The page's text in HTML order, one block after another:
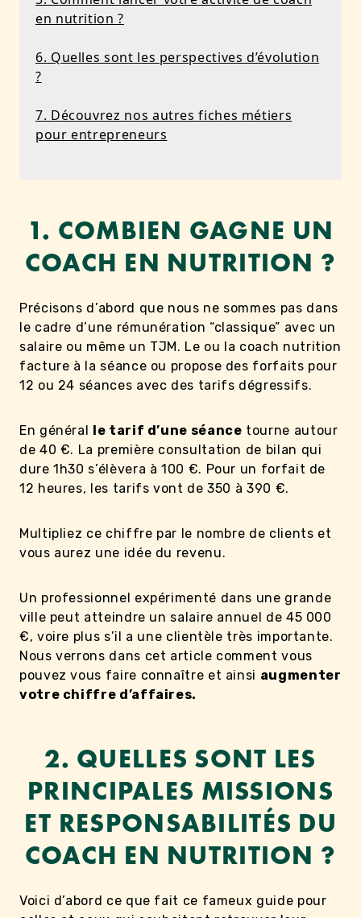
en nutrition ?
6. Quelles sont les perspectives d’évolution
?
7. Découvrez nos autres fiches métiers
pour entrepreneurs
1. COMBIEN GAGNE UN
COACH EN NUTRITION ?
Précisons d’abord que nous ne sommes pas dans
le cadre d’une rémunération “classique” avec un
salaire ou même un TJM. Le ou la coach nutrition
facture à la séance ou propose des forfaits pour
12 ou 24 séances avec des tarifs dégressifs.
En général le tarif d’une séance tourne autour
de 40 €. La première consultation de bilan qui
dure 1h30 s’élèvera à 100 €. Pour un forfait de
12 heures, les tarifs vont de 350 à 390 €.
Multipliez ce chiffre par le nombre de clients et
vous aurez une idée du revenu.
Un professionnel expérimenté dans une grande
ville peut atteindre un salaire annuel de 45 000
€, voire plus s’il a une clientèle très importante.
Nous verrons dans cet article comment vous
pouvez vous faire connaître et ainsi augmenter
votre chiffre d’affaires.
2. QUELLES SONT LES
PRINCIPALES MISSIONS
ET RESPONSABILITÉS DU
COACH EN NUTRITION ?
Voici d’abord ce que fait ce fameux guide pour